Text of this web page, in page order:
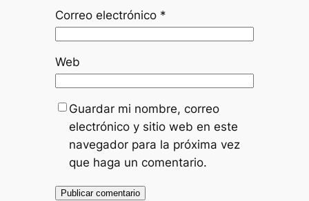
Correo electrónico *
Web
Guardar mi nombre, correo
electrónico y sitio web en este
navegador para la próxima vez
que haga un comentario.